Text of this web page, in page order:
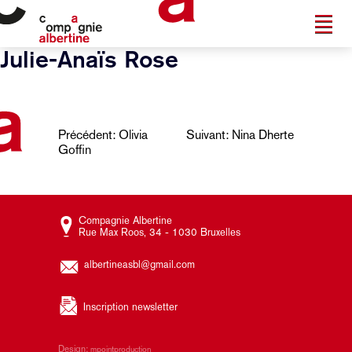
Julie-Anaïs Rose
Navigation
de
Précédent: Olivia
Goffin
Suivant: Nina Dherte
Compagnie Albertine
Rue Max Roos, 34 - 1030 Bruxelles
albertineasbl@gmail.com
Inscription newsletter
Design: mpointproduction